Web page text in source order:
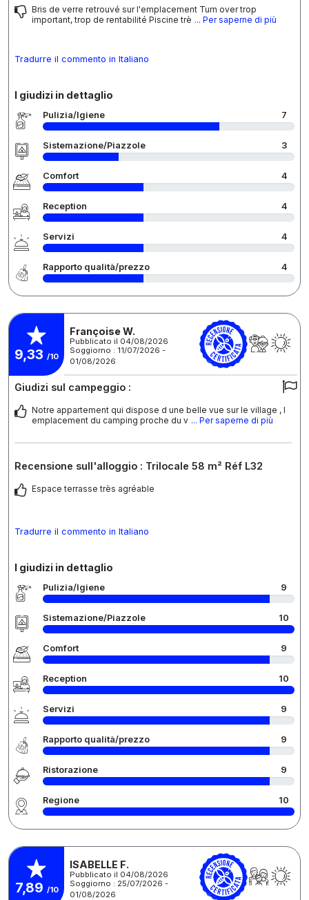
Bris de verre retrouvé sur l'emplacement Turn over trop
important, trop de rentabilité Piscine trè ... Per saperne di più
Tradurre il commento in Italiano
I giudizi in dettaglio
Pulizia/Igiene 7
Sistemazione/Piazzole 3
Comfort 4
Reception 4
Servizi 4
Rapporto qualità/prezzo 4
9,33 /10
Françoise W.
Pubblicato il 04/08/2026
Soggiorno : 11/07/2026 -
01/08/2026
Giudizi sul campeggio :
Notre appartement qui dispose d une belle vue sur le village , l
emplacement du camping proche du v ... Per saperne di più
Recensione sull'alloggio : Trilocale 58 m² Réf L32
Espace terrasse très agréable
Tradurre il commento in Italiano
I giudizi in dettaglio
Pulizia/Igiene 9
Sistemazione/Piazzole 10
Comfort 9
Reception 10
Servizi 9
Rapporto qualità/prezzo 9
Ristorazione 9
Regione 10
7,89 /10
ISABELLE F.
Pubblicato il 04/08/2026
Soggiorno : 25/07/2026 -
01/08/2026